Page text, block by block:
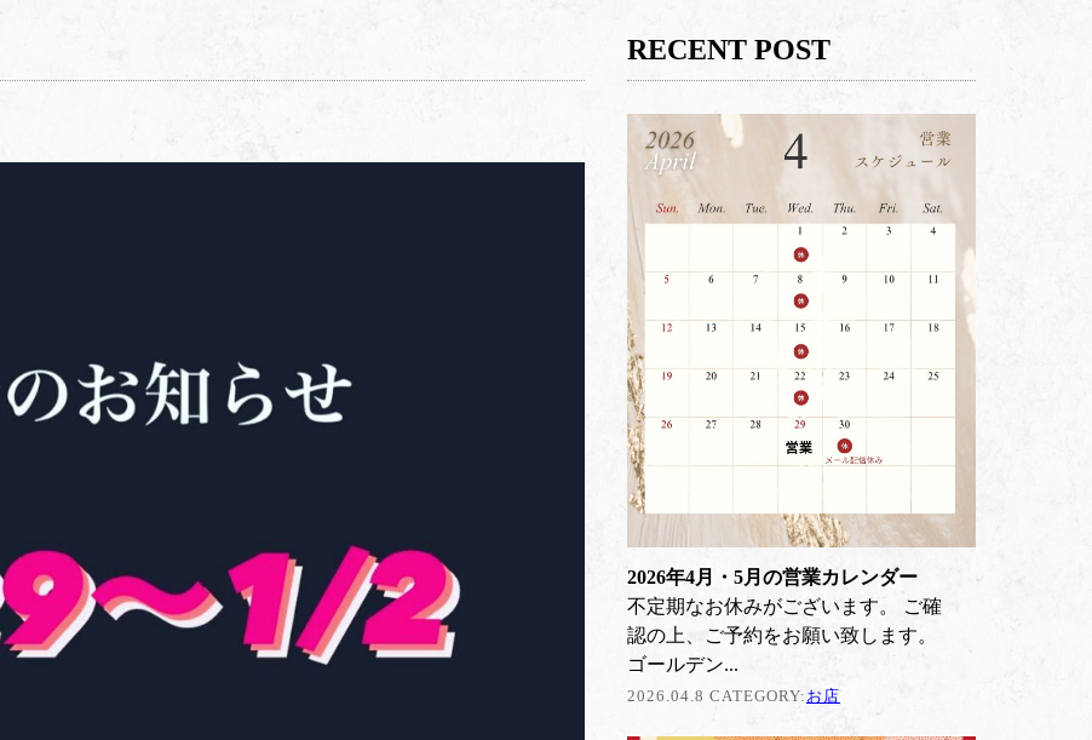
RECENT POST
2026年4月・5月の営業カレンダー
不定期なお休みがございます。 ご確
認の上、ご予約をお願い致します。
ゴールデン...
2026.04.8 CATEGORY: お店